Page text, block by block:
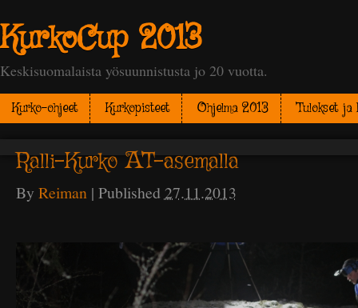
KurkoCup 2013
Keskisuomalaista yösuunnistusta jo 20 vuotta.
Kurko-ohjeet Kurkopisteet Ohjelma 2013 Tulokset ja
Ralli-Kurko AT-asemalla
By Reiman | Published 27.11.2013